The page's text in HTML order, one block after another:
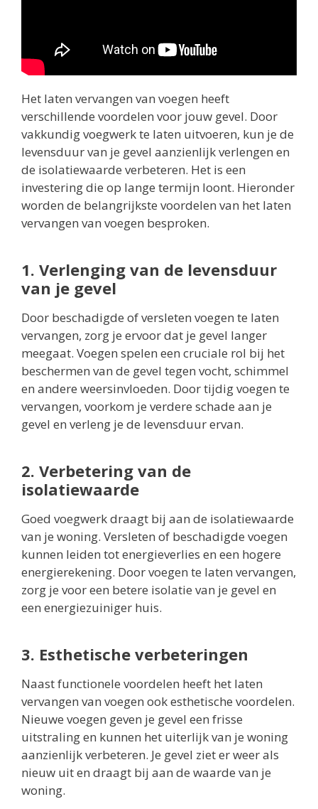
Het laten vervangen van voegen heeft
verschillende voordelen voor jouw gevel. Door
vakkundig voegwerk te laten uitvoeren, kun je de
levensduur van je gevel aanzienlijk verlengen en
de isolatiewaarde verbeteren. Het is een
investering die op lange termijn loont. Hieronder
worden de belangrijkste voordelen van het laten
vervangen van voegen besproken.
1. Verlenging van de levensduur
van je gevel
Door beschadigde of versleten voegen te laten
vervangen, zorg je ervoor dat je gevel langer
meegaat. Voegen spelen een cruciale rol bij het
beschermen van de gevel tegen vocht, schimmel
en andere weersinvloeden. Door tijdig voegen te
vervangen, voorkom je verdere schade aan je
gevel en verleng je de levensduur ervan.
2. Verbetering van de
isolatiewaarde
Goed voegwerk draagt bij aan de isolatiewaarde
van je woning. Versleten of beschadigde voegen
kunnen leiden tot energieverlies en een hogere
energierekening. Door voegen te laten vervangen,
zorg je voor een betere isolatie van je gevel en
een energiezuiniger huis.
3. Esthetische verbeteringen
Naast functionele voordelen heeft het laten
vervangen van voegen ook esthetische voordelen.
Nieuwe voegen geven je gevel een frisse
uitstraling en kunnen het uiterlijk van je woning
aanzienlijk verbeteren. Je gevel ziet er weer als
nieuw uit en draagt bij aan de waarde van je
woning.